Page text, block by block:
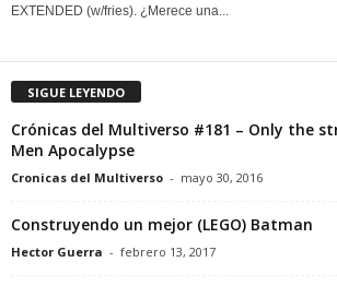
EXTENDED (w/fries). ¿Merece una...
SIGUE LEYENDO
Crónicas del Multiverso #181 – Only the
Men Apocalypse
Cronicas del Multiverso - mayo 30, 2016
Construyendo un mejor (LEGO) Batman
Hector Guerra - febrero 13, 2017